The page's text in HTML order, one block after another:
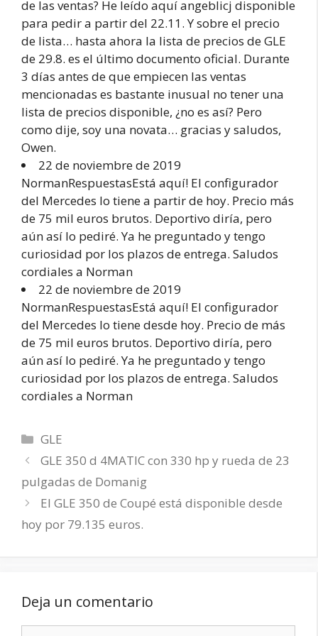
de las ventas? He leído aquí angeblicj disponible
para pedir a partir del 22.11. Y sobre el precio
de lista… hasta ahora la lista de precios de GLE
de 29.8. es el último documento oficial. Durante
3 días antes de que empiecen las ventas
mencionadas es bastante inusual no tener una
lista de precios disponible, ¿no es así? Pero
como dije, soy una novata… gracias y saludos,
Owen.
22 de noviembre de 2019
NormanRespuestasEstá aquí! El configurador
del Mercedes lo tiene a partir de hoy. Precio más
de 75 mil euros brutos. Deportivo diría, pero
aún así lo pediré. Ya he preguntado y tengo
curiosidad por los plazos de entrega. Saludos
cordiales a Norman
22 de noviembre de 2019
NormanRespuestasEstá aquí! El configurador
del Mercedes lo tiene desde hoy. Precio de más
de 75 mil euros brutos. Deportivo diría, pero
aún así lo pediré. Ya he preguntado y tengo
curiosidad por los plazos de entrega. Saludos
cordiales a Norman
Categorías
GLE
GLE 350 d 4MATIC con 330 hp y rueda de 23
pulgadas de Domanig
El GLE 350 de Coupé está disponible desde
hoy por 79.135 euros.
Deja un comentario